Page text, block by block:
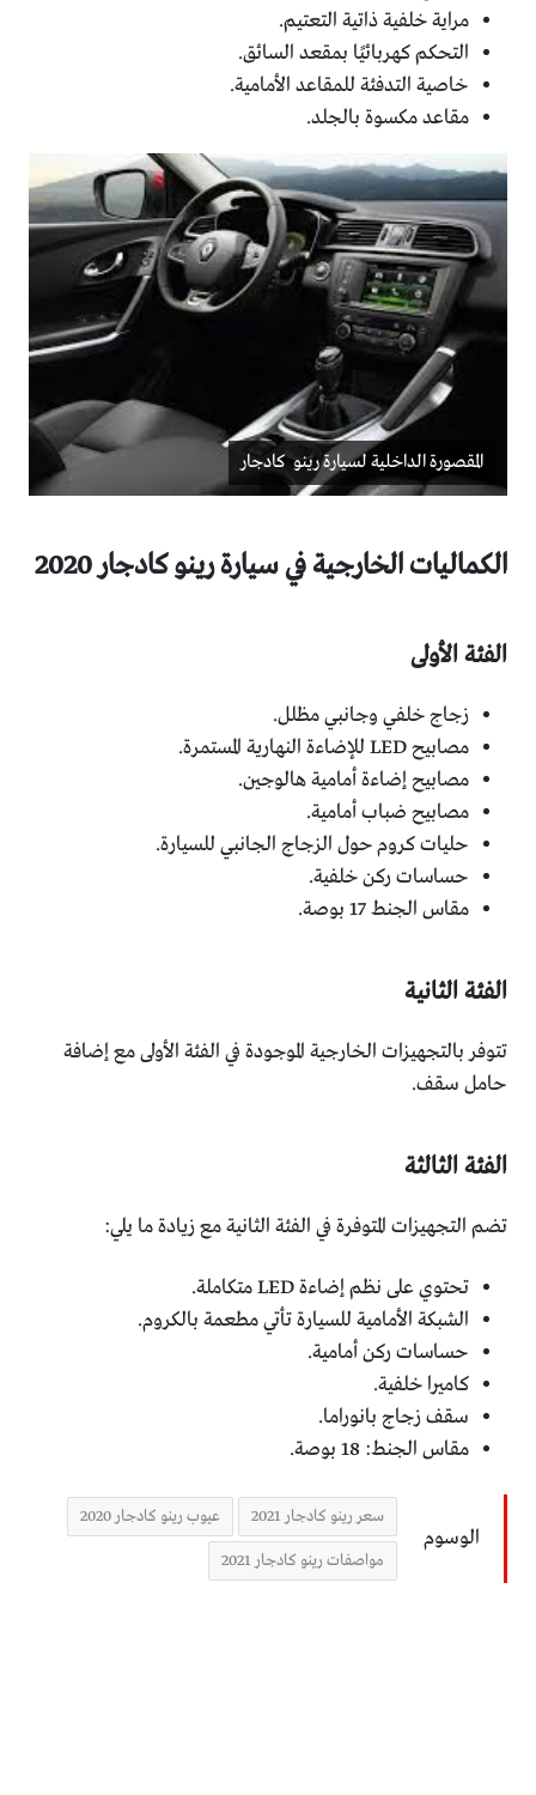
مراية خلفية ذاتية التعتيم.
التحكم كهربائيًا بمقعد السائق.
خاصية التدفئة للمقاعد الأمامية.
مقاعد مكسوة بالجلد.
المقصورة الداخلية لسيارة رينو كادجار
الكماليات الخارجية في سيارة رينو كادجار 2020
الفئة الأولى
زجاج خلفي وجانبي مظلل.
مصابيح LED للإضاءة النهارية المستمرة.
مصابيح إضاءة أمامية هالوجين.
مصابيح ضباب أمامية.
حليات كروم حول الزجاج الجانبي للسيارة.
حساسات ركن خلفية.
مقاس الجنط 17 بوصة.
الفئة الثانية
تتوفر بالتجهيزات الخارجية الموجودة في الفئة الأولى مع إضافة
حامل سقف.
الفئة الثالثة
تضم التجهيزات المتوفرة في الفئة الثانية مع زيادة ما يلي:
تحتوي على نظم إضاءة LED متكاملة.
الشبكة الأمامية للسيارة تأتي مطعمة بالكروم.
حساسات ركن أمامية.
كاميرا خلفية.
سقف زجاج بانوراما.
مقاس الجنط: 18 بوصة.
الوسوم
سعر رينو كادجار 2021 عيوب رينو كادجار 2020
مواصفات رينو كادجار 2021